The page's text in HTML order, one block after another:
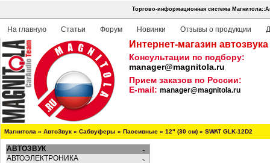
Торгово-информационная система
На главную Статьи Форум Новинки Отзывы о продукции
Интернет-магазин
Консультации по подбору:
manager@magnitola.ru
Прием заказов по России:
E-mail: manager@magnitola.ru
Магнитола » АвтоЗвук » Сабвуферы » Пассивные » 12" (30 см) » SWAT GLK-12D2
АВТОЗВУК
АВТОЭЛЕКТРОНИКА